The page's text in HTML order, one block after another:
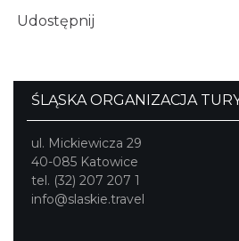
Udostępnij
ŚLĄSKA ORGANIZACJA
ul. Mickiewicza 29
40-085 Katowice
tel. (32) 207 207 1
info@slaskie.travel